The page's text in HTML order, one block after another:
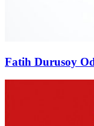
Fatih Durusoy